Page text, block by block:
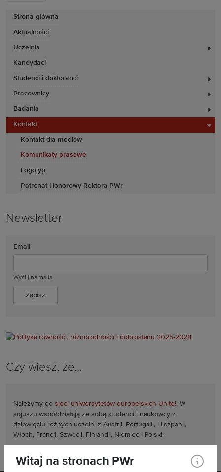
Strona główna
Aktualności
Uczelnia
Kandydaci
Studenci i doktoranci
Pracownicy
Badania
Kontakt
Kontakt dla mediów
Komunikaty prasowe
Logotyp
Patronat Honorowy Rektora PWr
Newsletter
Email
Wyślij na maila
Czy wiesz, że...
Należymy do sieci uniwersytetów europejskich Unite!. W
sojuszu współdziałają ze sobą studenci i naukowcy z
dziewięciu różnych uczelni z Austrii, Portugalii, Hiszpanii,
Włoch, Francji, Szwecji, Finlandii, Niemiec i Polski.
Witaj na stronach PWr